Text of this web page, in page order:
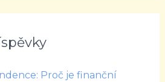
Proč je finanční